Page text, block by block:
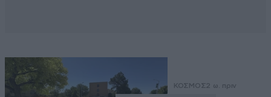
ΚΟΣΜΟΣ2 ω. πριν